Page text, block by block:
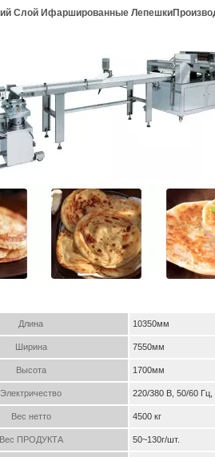
Слой Ифаршированные
Длина 10350мм
Ширина 7550мм
Высота 1700мм
Электричество 220/380 В, 50/60
Вес нетто 4500 кг
Вес ПРОДУКТА 50~130г/шт.